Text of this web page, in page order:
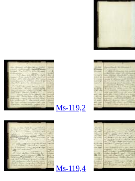
Ms-119,2
Ms-119,4